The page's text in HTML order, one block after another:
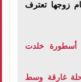
زوجها تعترف
أسطورة خلدت
غارقة وسط